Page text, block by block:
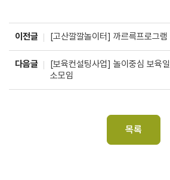
이전글 [고산깔깔놀이터] 까르륵프로그
다음글
[보육컨설팅사업] 놀이중심 보육
소모임
목록